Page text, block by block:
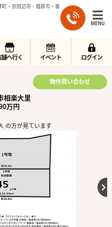
・京田辺市・橿原市・香
MENU
舗へ行く イベント ログイン
物件問い合わせ
相楽大里
万円
の方が見ています